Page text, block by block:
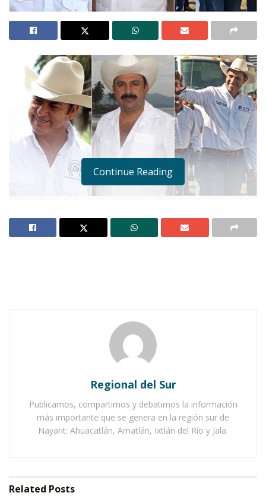
Vehemente e irreverente al mismo tiempo. Así
contradecir a quienes ostentaban el poder
máximo; sea en un partido o en el propio
Notas Relacionadas
Continue Reading
Regional del Sur
Publicamos, compartimos y debatimos la información
más importante que se genera en la región sur de
Nayarit: Ahuacatlán, Amatlán, Ixtlán del Río y Jala.
Related Posts